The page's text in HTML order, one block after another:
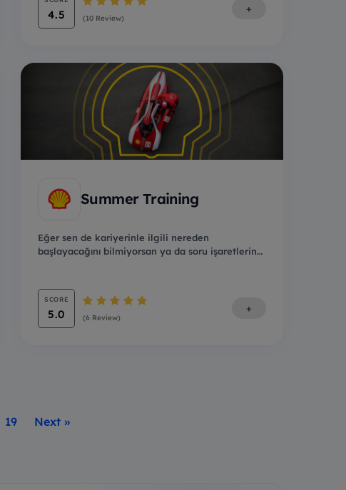
4.5 (10 Review)
+
Summer Training
Eğer sen de kariyerinle ilgili nereden
başlayacağını bilmiyorsan ya da soru işaretlerin
SCORE
5.0 (6 Review)
+
19 Next »